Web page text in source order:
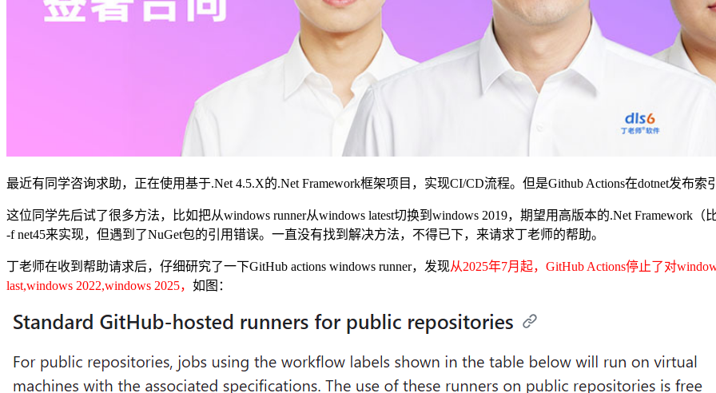
最近有同学咨询求助，正在使用基于.Net 4.5.X的.Net Framework框架项目，实现CI/CD流程。但是Github Actions在dotnet发布
这位同学先后试了很多方法，比如把从windows runner从windows latest切换到windows 2019，期望用高版本的.Net Framework
-f net45来实现，但遇到了NuGet包的引用错误。一直没有找到解决方法，不得已下，来请求丁老师的帮助。
丁老师在收到帮助请求后，仔细研究了一下GitHub actions windows runner，发现从2025年7月起，GitHub Actions停止了对
last,windows 2022,windows 2025， 如图：